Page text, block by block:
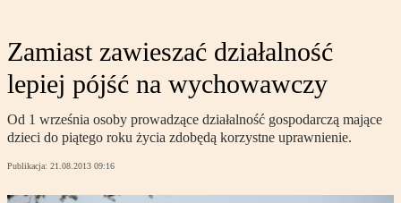
Zamiast zawieszać działalność
lepiej pójść na wychowawczy
Od 1 września osoby prowadzące działalność gospodarczą mające
dzieci do piątego roku życia zdobędą korzystne uprawnienie.
Publikacja: 21.08.2013 09:16